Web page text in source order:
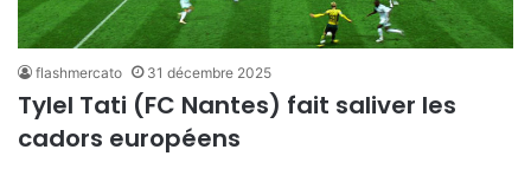
flashmercato 31 décembre 2025
Tylel Tati (FC Nantes) fait saliver les
cadors européens